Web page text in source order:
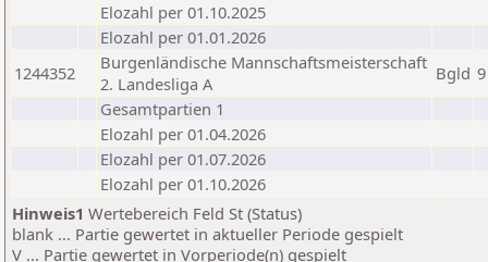
Elozahl per 01.10.2025
Elozahl per 01.01.2026
1244352
Burgenländische Mannschaftsmeisterschaft
2. Landesliga A
Bgld 9
Gesamtpartien 1
Elozahl per 01.04.2026
Elozahl per 01.07.2026
Elozahl per 01.10.2026
Hinweis1 Wertebereich Feld St (Status)
blank ... Partie gewertet in aktueller Periode gespielt
V ... Partie gewertet in Vorperiode(n) gespielt